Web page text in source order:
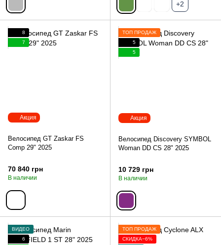
+2
Акция
8
7
Велосипед GT Zaskar FS
Comp 29" 2025
70 840 грн
В наличии
Акция
ТОП ПРОДАЖ
5
5
Велосипед Discovery SYMBOL
Woman DD CS 28" 2025
10 729 грн
В наличии
ВИДЕО
6
ТОП ПРОДАЖ
СКИДКА−6%